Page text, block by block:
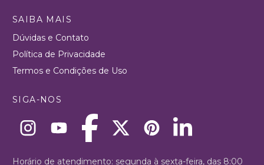
SAIBA MAIS
Dúvidas e Contato
Política de Privacidade
Termos e Condições de Uso
SIGA-NOS
Horário de atendimento: segunda à sexta-feira, das 8:00